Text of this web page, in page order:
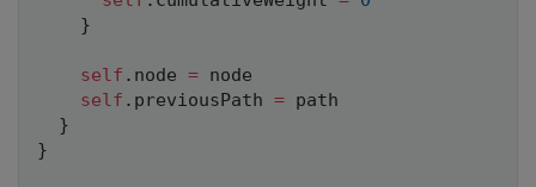
}
self . node = node
self . previousPath = path
}
}